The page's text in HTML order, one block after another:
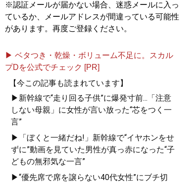
※認証メールが届かない場合、迷惑メールに入っ
ているか、メールアドレスが間違っている可能性
があります。再度ご登録ください。
▶ ベタつき・乾燥・ボリューム不足に。スカル
プDを公式でチェック [PR]
【今この記事も読まれています】
▶新幹線で“走り回る子供”に爆発寸前...「注意
しない母親」に女性が言い放った“芯をつく一
言”
▶「ぼくと一緒だね!」新幹線で“イヤホンをせ
ずに”動画を見ていた男性が真っ赤になった“子
どもの無邪気な一言”
▶“優先席で席を譲らない40代女性”にブチ切